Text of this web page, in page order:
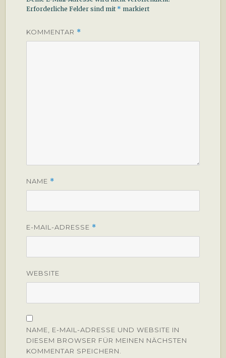
Erforderliche Felder sind mit * markiert
KOMMENTAR *
NAME *
E-MAIL-ADRESSE *
WEBSITE
NAME, E-MAIL-ADRESSE UND WEBSITE IN
DIESEM BROWSER FÜR MEINEN NÄCHSTEN
KOMMENTAR SPEICHERN.